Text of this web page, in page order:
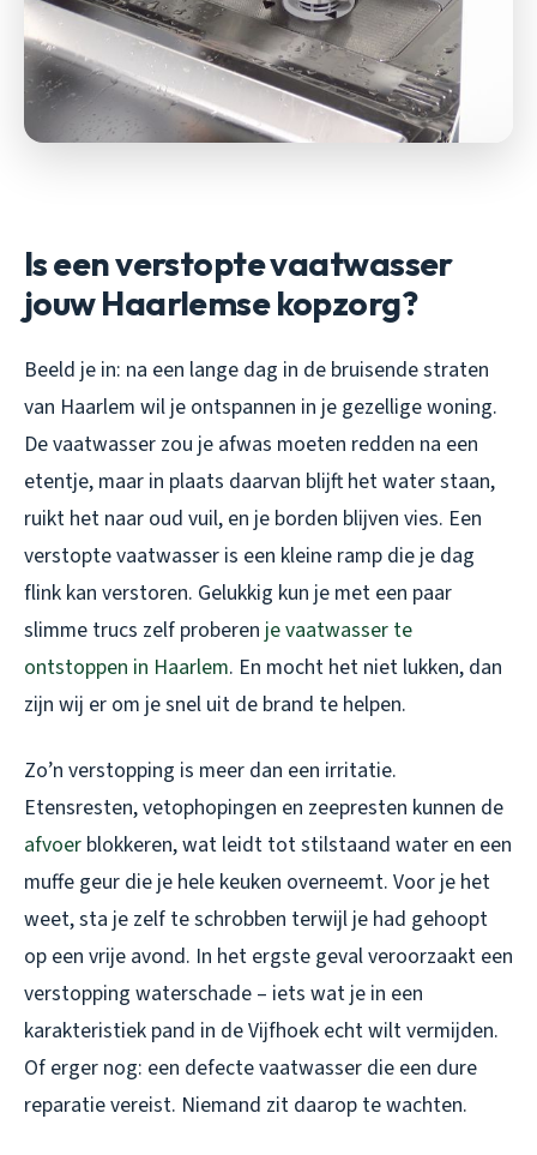
Is een verstopte vaatwasser
jouw Haarlemse kopzorg?
Beeld je in: na een lange dag in de bruisende straten
van Haarlem wil je ontspannen in je gezellige woning.
De vaatwasser zou je afwas moeten redden na een
etentje, maar in plaats daarvan blijft het water staan,
ruikt het naar oud vuil, en je borden blijven vies. Een
verstopte vaatwasser is een kleine ramp die je dag
flink kan verstoren. Gelukkig kun je met een paar
slimme trucs zelf proberen je vaatwasser te
ontstoppen in Haarlem. En mocht het niet lukken, dan
zijn wij er om je snel uit de brand te helpen.
Zo’n verstopping is meer dan een irritatie.
Etensresten, vetophopingen en zeepresten kunnen de
afvoer blokkeren, wat leidt tot stilstaand water en een
muffe geur die je hele keuken overneemt. Voor je het
weet, sta je zelf te schrobben terwijl je had gehoopt
op een vrije avond. In het ergste geval veroorzaakt een
verstopping waterschade – iets wat je in een
karakteristiek pand in de Vijfhoek echt wilt vermijden.
Of erger nog: een defecte vaatwasser die een dure
reparatie vereist. Niemand zit daarop te wachten.